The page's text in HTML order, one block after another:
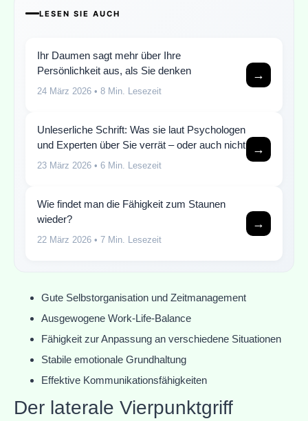
LESEN SIE AUCH
Ihr Daumen sagt mehr über Ihre
Persönlichkeit aus, als Sie denken
24 März 2026 • 8 Min. Lesezeit
→
Unleserliche Schrift: Was sie laut Psychologen
und Experten über Sie verrät – oder auch nicht
23 März 2026 • 6 Min. Lesezeit
→
Wie findet man die Fähigkeit zum Staunen
wieder?
22 März 2026 • 7 Min. Lesezeit
→
Gute Selbstorganisation und Zeitmanagement
Ausgewogene Work-Life-Balance
Fähigkeit zur Anpassung an verschiedene Situationen
Stabile emotionale Grundhaltung
Effektive Kommunikationsfähigkeiten
Der laterale Vierpunktgriff